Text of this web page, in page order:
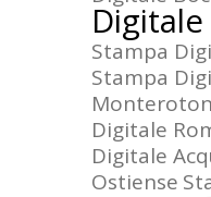
Stampa
Stampa
Digitale
Digitale
Ostiense